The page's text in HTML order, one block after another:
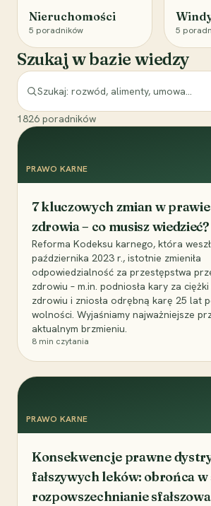
Nieruchomości
5 poradników 5
Szukaj w bazie wiedzy
1826 poradników
PRAWO KARNE
7 kluczowych zmian w
zdrowia – co musisz wiedzieć?
Reforma Kodeksu karnego, która
października 2023 r., istotnie zmieniła
odpowiedzialność za przestępstwa
zdrowiu – m.in. podniosła kary za
zdrowiu i zniosła odrębną karę 25 lat
wolności. Wyjaśniamy najważniejsze
aktualnym brzmieniu.
8 min czytania
PRAWO KARNE
Konsekwencje prawne
fałszywych leków: obrońca
rozpowszechnianie